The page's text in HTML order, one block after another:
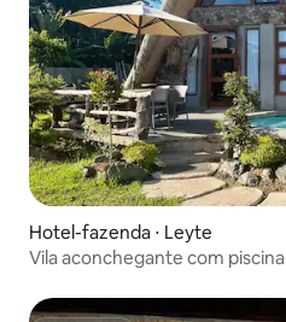
Hotel-fazenda ⋅ Leyte
Vila aconchegante com piscina